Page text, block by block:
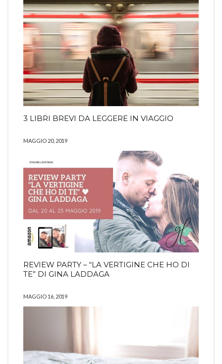
3 LIBRI BREVI DA LEGGERE IN VIAGGIO
MAGGIO 20, 2019
REVIEW PARTY – “LA VERTIGINE CHE HO DI
TE” DI GINA LADDAGA
MAGGIO 16, 2019